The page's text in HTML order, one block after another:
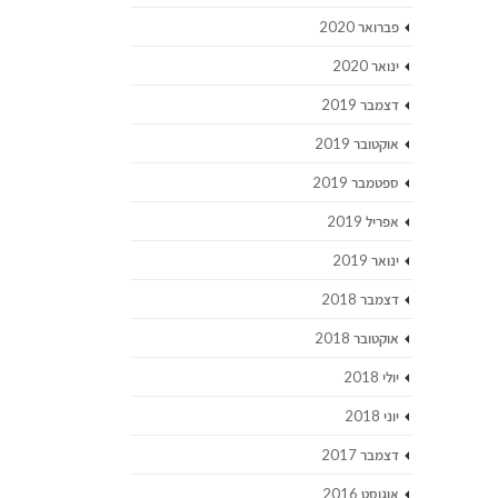
פברואר 2020
ינואר 2020
דצמבר 2019
אוקטובר 2019
ספטמבר 2019
אפריל 2019
ינואר 2019
דצמבר 2018
אוקטובר 2018
יולי 2018
יוני 2018
דצמבר 2017
אוגוסט 2016